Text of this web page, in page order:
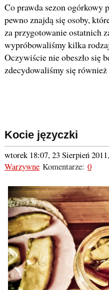
Co prawda sezon ogórkowy
pewno znajdą się osoby,
za przygotowanie ostatnich
wypróbowaliśmy kilka
Oczywiście nie obeszło się
zdecydowaliśmy się również
Kocie języczki
wtorek 18:07, 23 Sierpień 2011,
WarzywneKomentarze: 0